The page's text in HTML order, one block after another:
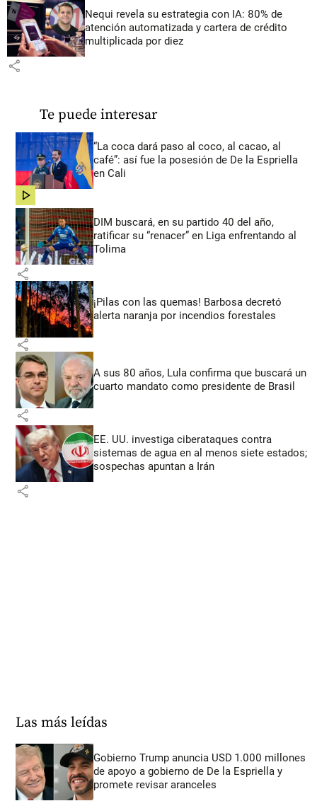
Nequi revela su estrategia con IA: 80% de
atención automatizada y cartera de crédito
multiplicada por diez
share
Te puede interesar
“La coca dará paso al coco, al cacao, al
café”: así fue la posesión de De la Espriella
en Cali
share
DIM buscará, en su partido 40 del año,
ratificar su “renacer” en Liga enfrentando al
Tolima
share
¡Pilas con las quemas! Barbosa decretó
alerta naranja por incendios forestales
share
A sus 80 años, Lula confirma que buscará un
cuarto mandato como presidente de Brasil
share
EE. UU. investiga ciberataques contra
sistemas de agua en al menos siete estados;
sospechas apuntan a Irán
share
Las más leídas
Gobierno Trump anuncia USD 1.000 millones
de apoyo a gobierno de De la Espriella y
promete revisar aranceles